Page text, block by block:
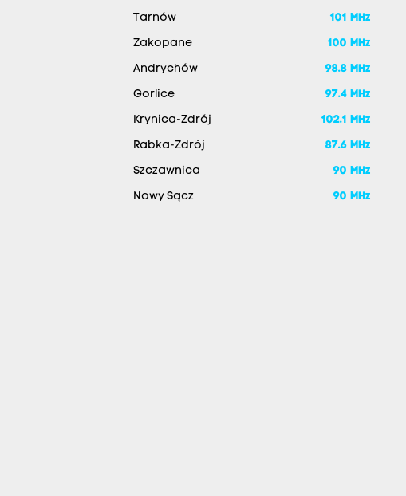
Tarnów 101 MHz
Zakopane 100 MHz
Andrychów 98.8 MHz
Gorlice 97.4 MHz
Krynica-Zdrój 102.1 MHz
Rabka-Zdrój 87.6 MHz
Szczawnica 90 MHz
Nowy Sącz 90 MHz